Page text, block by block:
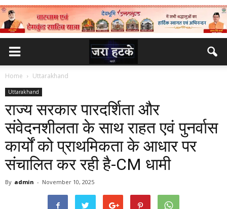
Home Uttarakhand
Uttarakhand
राज्य सरकार पारदर्शिता और
संवेदनशीलता के साथ राहत एवं पुनर्वास
कार्यों को प्राथमिकता के आधार पर
संचालित कर रही है-CM धामी
By admin - November 10, 2025